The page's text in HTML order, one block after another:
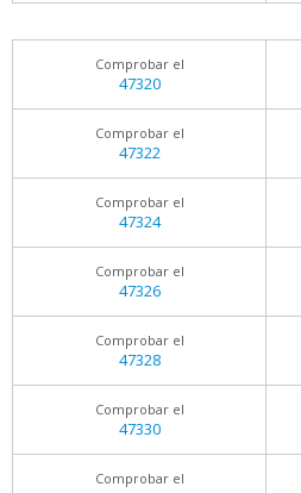
Comprobar el
47320
Comprobar el
47322
Comprobar el
47324
Comprobar el
47326
Comprobar el
47328
Comprobar el
47330
Comprobar el